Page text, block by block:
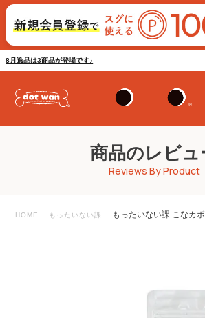
8月逸品は3商品が登場です♪
商品のレビュ
Reviews By Product
HOME もったいない課 もったいない課 こなカ